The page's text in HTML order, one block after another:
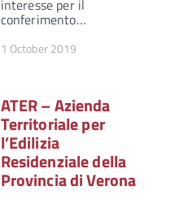
interesse per il
conferimento…
1 October 2019
ATER – Azienda
Territoriale per
l’Edilizia
Residenziale della
Provincia di Verona